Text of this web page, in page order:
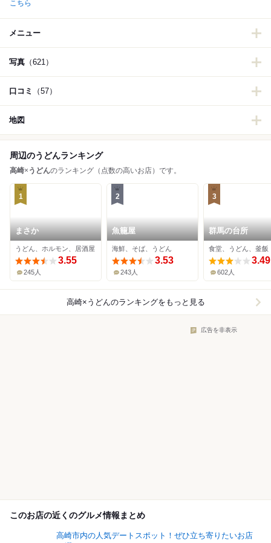
こちら
メニュー
写真 （621）
口コミ （57）
地図
周辺のうどんランキング
高崎× うどんのランキング（点数の高いお店）です。
1
まさか
うどん、ホルモン、居酒屋
3.55
245人
2
魚籠屋
海鮮、そば、うどん
3.53
243人
3
群馬の台所
食堂、うどん、釜飯
3.49
602人
高崎×うどんのランキングをもっと見る
広告を非表示
このお店の近くのグルメ情報まとめ
高崎市内の人気デートスポット！ぜひ立ち寄りたいお店